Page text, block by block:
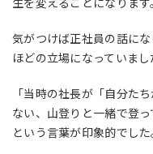
気がつけば正社員の話に
ほどの立場になっていまし
「当時の社長が「自分た
ない、山登りと一緒で登
という言葉が印象的でした